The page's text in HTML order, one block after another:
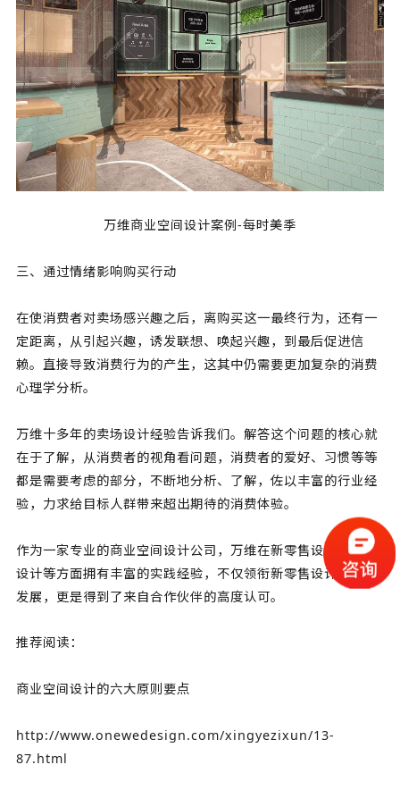
万维商业空间设计案例-每时美季
三、通过情绪影响购买行动
在使消费者对卖场感兴趣之后，离购买这一最终行为，还有一
定距离，从引起兴趣，诱发联想、唤起兴趣，到最后促进信
赖。直接导致消费行为的产生，这其中仍需要更加复杂的消费
心理学分析。
万维十多年的卖场设计经验告诉我们。解答这个问题的核心就
在于了解，从消费者的视角看问题，消费者的爱好、习惯等等
都是需要考虑的部分，不断地分析、了解，佐以丰富的行业经
验，力求给目标人群带来超出期待的消费体验。
作为一家专业的商业空间设计公司，万维在新零售设计、视觉
设计等方面拥有丰富的实践经验，不仅领衔新零售设计的健康
发展，更是得到了来自合作伙伴的高度认可。
推荐阅读：
商业空间设计的六大原则要点
http://www.onewedesign.com/xingyezixun/13-
87.html